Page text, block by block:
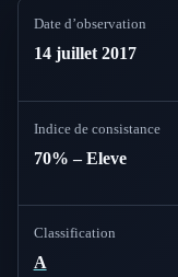
Date d’observation
14 juillet 2017
Indice de consistance
70% – Eleve
Classification
A